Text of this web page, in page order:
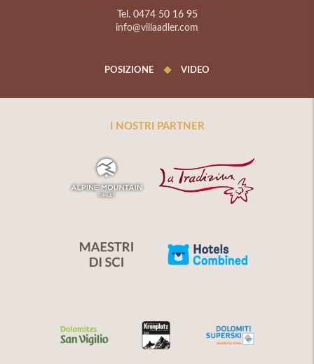
Tel. 0474 50 16 95
info@villaadler.com
POSIZIONE VIDEO
I NOSTRI PARTNER